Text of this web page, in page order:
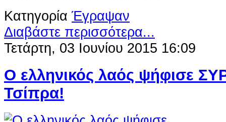
Κατηγορία Έγραψαν
Διαβάστε περισσότερα...
Τετάρτη, 03 Ιουνίου 2015 16:09
Ο ελληνικός λαός ψήφισε
Τσίπρα!